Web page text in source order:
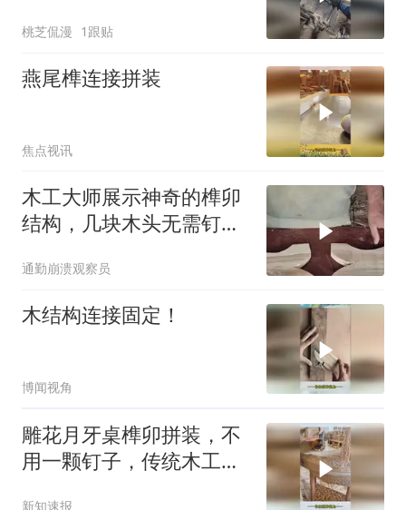
桃芝侃漫 1跟贴
燕尾榫连接拼装
焦点视讯
木工大师展示神奇的榫卯
结构，几块木头无需钉
通勤崩溃观察员
木结构连接固定！
博闻视角
雕花月牙桌榫卯拼装，不
用一颗钉子，传统木工手
新知速报